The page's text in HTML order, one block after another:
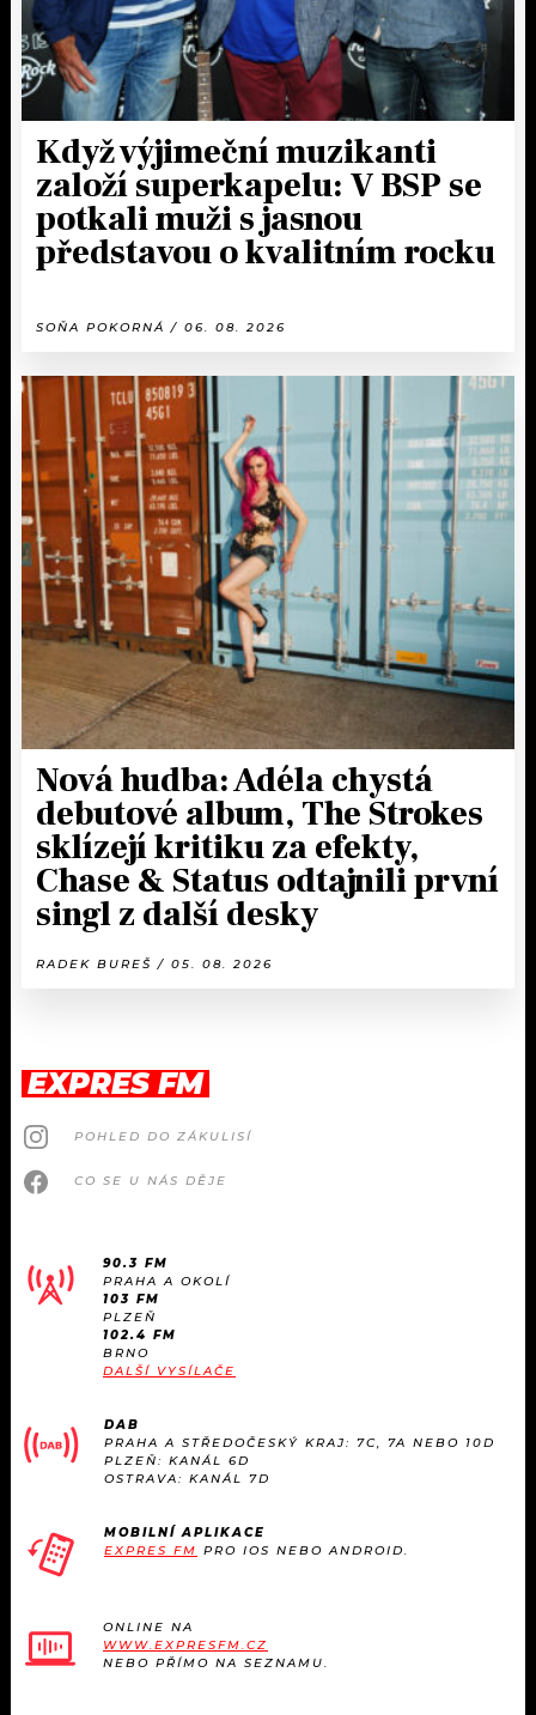
Když výjimeční muzikanti
založí superkapelu: V BSP se
potkali muži s jasnou
představou o kvalitním rocku
SOŇA POKORNÁ / 06. 08. 2026
Nová hudba: Adéla chystá
debutové album, The Strokes
sklízejí kritiku za efekty,
Chase & Status odtajnili první
singl z další desky
RADEK BUREŠ / 05. 08. 2026
EXPRES FM
POHLED DO ZÁKULISÍ
CO SE U NÁS DĚJE
90.3 FM
PRAHA A OKOLÍ
103 FM
PLZEŇ
102.4 FM
BRNO
DALŠÍ VYSÍLAČE
DAB
PRAHA A STŘEDOČESKÝ KRAJ: 7C, 7A NEBO 10D
PLZEŇ: KANÁL 6D
OSTRAVA: KANÁL 7D
MOBILNÍ APLIKACE
EXPRES FM PRO IOS NEBO ANDROID.
ONLINE NA
WWW.EXPRESFM.CZ
NEBO PŘÍMO NA SEZNAMU.